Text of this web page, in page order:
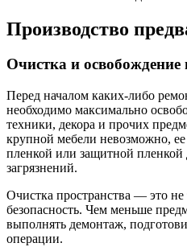
Производство
Очистка и освобождение
Перед началом каких-либо
необходимо максимально
техники, декора и прочих
крупной мебели невозможно, ее
пленкой или защитной
загрязнений.
Очистка пространства — это не
безопасность. Чем меньше
выполнять демонтаж,
операции.